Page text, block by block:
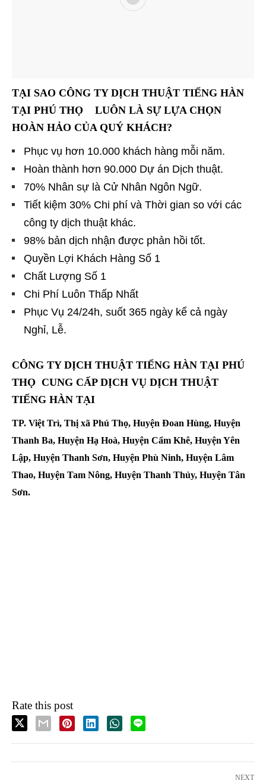
TẠI SAO CÔNG TY DỊCH THUẬT TIẾNG HÀN
TẠI PHÚ THỌ LUÔN LÀ SỰ LỰA CHỌN
HOÀN HẢO CỦA QUÝ KHÁCH?
Phục vụ hơn 10.000 khách hàng mỗi năm.
Hoàn thành hơn 90.000 Dự án Dịch thuật.
70% Nhân sự là Cử Nhân Ngôn Ngữ.
Tiết kiệm 30% Chi phí và Thời gian so với các
công ty dịch thuật khác.
98% bản dịch nhận được phản hồi tốt.
Quyền Lợi Khách Hàng Số 1
Chất Lượng Số 1
Chi Phí Luôn Thấp Nhất
Phục Vụ 24/24h, suốt 365 ngày kể cả ngày
Nghỉ, Lễ.
CÔNG TY DỊCH THUẬT TIẾNG HÀN TẠI PHÚ
THỌ CUNG CẤP DỊCH VỤ DỊCH THUẬT
TIẾNG HÀN TẠI
TP. Việt Trì, Thị xã Phú Thọ, Huyện Đoan Hùng, Huyện
Thanh Ba, Huyện Hạ Hoà, Huyện Cẩm Khê, Huyện Yên
Lập, Huyện Thanh Sơn, Huyện Phù Ninh, Huyện Lâm
Thao, Huyện Tam Nông, Huyện Thanh Thủy, Huyện Tân
Sơn.
Rate this post
NEXT